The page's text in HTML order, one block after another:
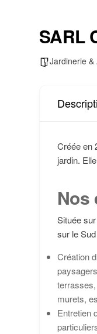
SARL
Jardinerie &
Créée en
jardin.
Nos
Située
sur le
Création
murets,
Entretien